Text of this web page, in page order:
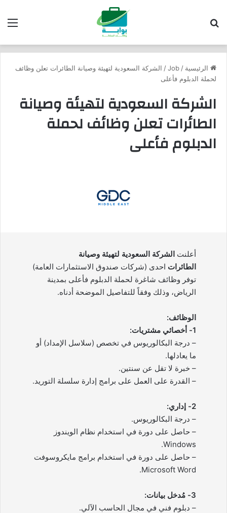
الرئيسية /
Job
/ الشركة السعودية لتهيئة وصيانة الطائرات تعلن وظائف
لحملة الدبلوم فأعلى
الشركة السعودية لتهيئة وصيانة
الطائرات تعلن وظائف لحملة
الدبلوم فأعلى
أعلنت الشركة السعودية لتهيئة وصيانة
الطائرات احدى (شركات صندوق الاستثمارات العامة)
توفر وظائف شاغرة لحملة الدبلوم فأعلى بمدينة
الرياض، وذلك وفقاً للتفاصيل الموضحة أدناه.
الوظائف:
1- أخصائي مشتريات:
– درجة البكالوريوس في تخصص (سلاسل الإمداد) أو
ما يعادلها.
– خبرة لا تقل عن سنتين.
– القدرة على العمل على برامج إدارة سلسلة التوريد.
2- إداري:
– درجة البكالوريوس.
– حاصل على دورة في استخدام نظام الويندوز
Windows.
– حاصل على دورة في استخدام برامج مايكروسوفت
Microsoft Word.
3- مُدخل بيانات:
– دبلوم فني في مجال الحاسب الآلي.